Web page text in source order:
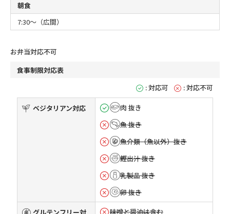
朝食
7:30～（広間）
お弁当対応不可
食事制限対応表
: 対応可
: 対応不可
ベジタリアン対応
肉 抜き
魚 抜き
魚介類（魚以外）抜き
鰹出汁 抜き
乳製品 抜き
卵 抜き
グルテンフリー対
味噌と醤油は含む